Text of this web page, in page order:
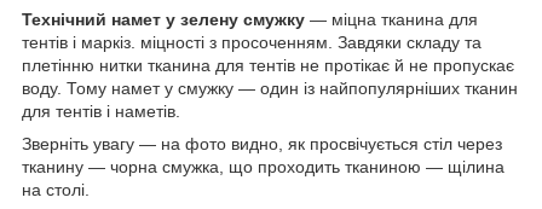
Технічний намет у зелену смужку — міцна тканина для
тентів і маркіз. міцності з просоченням. Завдяки складу та
плетінню нитки тканина для тентів не протікає й не пропускає
воду. Тому намет у смужку — один із найпопулярніших тканин
для тентів і наметів.
Зверніть увагу — на фото видно, як просвічується стіл через
тканину — чорна смужка, що проходить тканиною — щілина
на столі.